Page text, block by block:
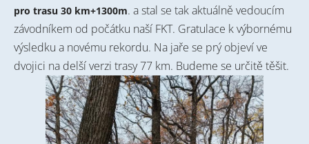
pro trasu 30 km+1300m. a stal se tak aktuálně vedoucím
závodníkem od počátku naší FKT. Gratulace k výbornému
výsledku a novému rekordu. Na jaře se prý objeví ve
dvojici na delší verzi trasy 77 km. Budeme se určitě těšit.